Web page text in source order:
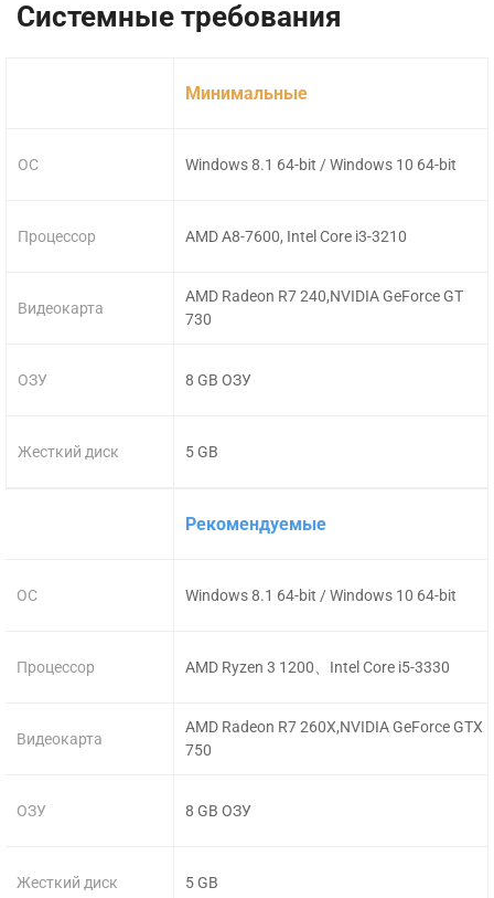
Системные требования
ОС
Процессор
Видеокарта
ОЗУ
Жесткий диск
Минимальные
Windows 8.1 64-bit / Windows 10 64-bit
AMD A8-7600, Intel Core i3-3210
AMD Radeon R7 240,NVIDIA GeForce GT
730
8 GB ОЗУ
5 GB
ОС
Процессор
Видеокарта
ОЗУ
Жесткий диск
Рекомендуемые
Windows 8.1 64-bit / Windows 10 64-bit
AMD Ryzen 3 1200、Intel Core i5-3330
AMD Radeon R7 260X,NVIDIA GeForce GTX
750
8 GB ОЗУ
5 GB